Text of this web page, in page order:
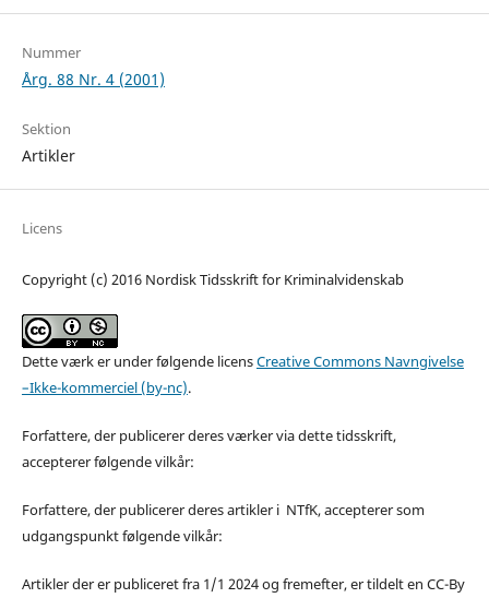
Nummer
Årg. 88 Nr. 4 (2001)
Sektion
Artikler
Licens
Copyright (c) 2016 Nordisk Tidsskrift for Kriminalvidenskab
Dette værk er under følgende licensCreative Commons Navngivelse
–Ikke-kommerciel (by-nc).
Forfattere, der publicerer deres værker via dette tidsskrift,
accepterer følgende vilkår:
Forfattere, der publicerer deres artikler i NTfK, accepterer som
udgangspunkt følgende vilkår:
Artikler der er publiceret fra 1/1 2024 og fremefter, er tildelt en CC-By